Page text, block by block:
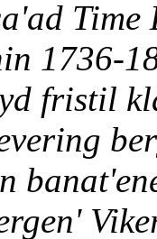
1736-
fristil